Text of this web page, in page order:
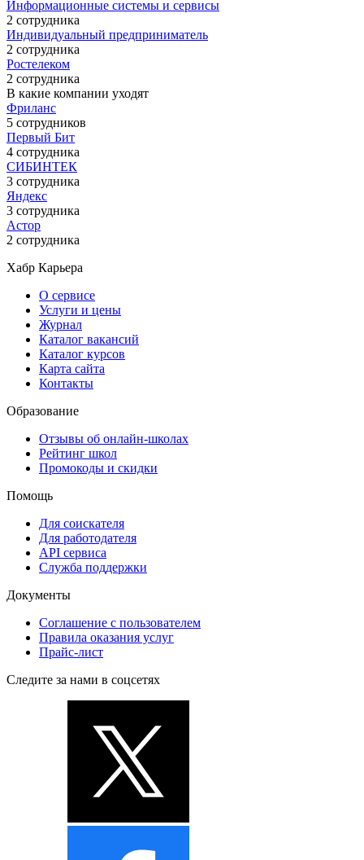
Информационные системы и сервисы
2 сотрудника
Индивидуальный предприниматель
2 сотрудника
Ростелеком
2 сотрудника
В какие компании уходят
Фриланс
5 сотрудников
Первый Бит
4 сотрудника
СИБИНТЕК
3 сотрудника
Яндекс
3 сотрудника
Астор
2 сотрудника
Хабр Карьера
О сервисе
Услуги и цены
Журнал
Каталог вакансий
Каталог курсов
Карта сайта
Контакты
Образование
Отзывы об онлайн-школах
Рейтинг школ
Промокоды и скидки
Помощь
Для соискателя
Для работодателя
API сервиса
Служба поддержки
Документы
Соглашение с пользователем
Правила оказания услуг
Прайс-лист
Следите за нами в соцсетях